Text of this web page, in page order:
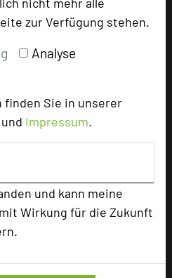
zur Verfügung stehen.
Analyse
Sie in unserer
und Impressum.
und kann meine
Wirkung für die Zukunft
35m²